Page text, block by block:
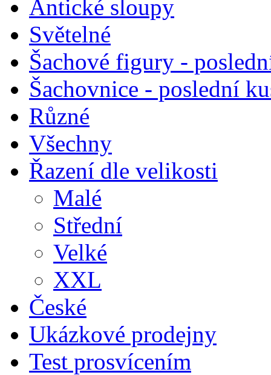
Antické sloupy
Světelné
Šachové figury -
Šachovnice - poslední
Různé
Všechny
Řazení dle velikosti
Malé
Střední
Velké
XXL
České
Ukázkové prodejny
Test prosvícením